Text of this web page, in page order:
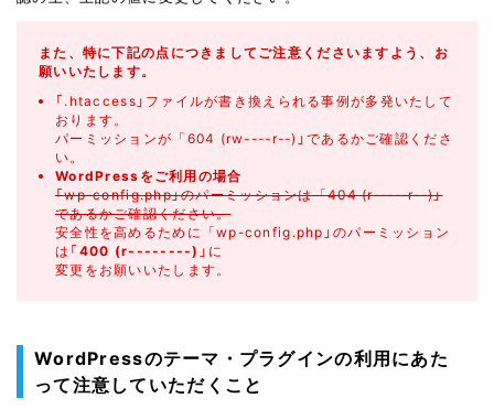
また、特に下記の点につきましてご注意くださいますよう、お
願いいたします。
「.htaccess」ファイルが書き換えられる事例が多発いたして
おります。
パーミッションが「604 (rw----r--)」であるかご確認くださ
い。
WordPressをご利用の場合
「wp-config.php」のパーミッションは「404 (r-----r--)」
であるかご確認ください。
安全性を高めるために「wp-config.php」のパーミッション
は「400 (r--------) 」に
変更をお願いいたします。
WordPressのテーマ・プラグインの利用にあた
って注意していただくこと